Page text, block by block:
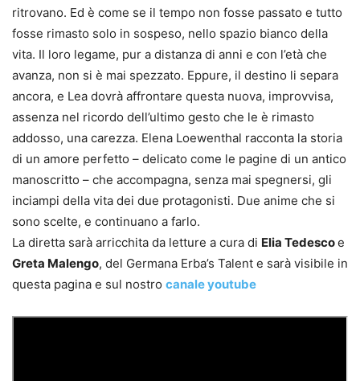
ritrovano. Ed è come se il tempo non fosse passato e tutto
fosse rimasto solo in sospeso, nello spazio bianco della
vita. Il loro legame, pur a distanza di anni e con l’età che
avanza, non si è mai spezzato. Eppure, il destino li separa
ancora, e Lea dovrà affrontare questa nuova, improvvisa,
assenza nel ricordo dell’ultimo gesto che le è rimasto
addosso, una carezza. Elena Loewenthal racconta la storia
di un amore perfetto – delicato come le pagine di un antico
manoscritto – che accompagna, senza mai spegnersi, gli
inciampi della vita dei due protagonisti. Due anime che si
sono scelte, e continuano a farlo.
La diretta sarà arricchita da letture a cura di Elia Tedescoe
Greta Malengo, del Germana Erba’s Talent e sarà visibile in
questa pagina e sul nostro canale youtube